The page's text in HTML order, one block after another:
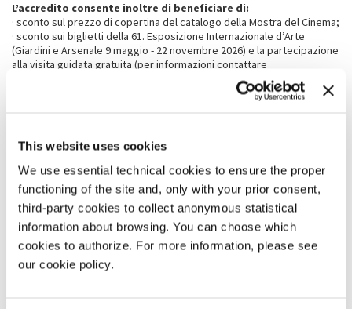
This website uses cookies
We use essential technical cookies to ensure the proper
functioning of the site and, only with your prior consent,
third-party cookies to collect anonymous statistical
information about browsing. You can choose which
cookies to authorize. For more information, please see
our cookie policy.
L’accredito consente inoltre di beneficiare di:
· sconto sul prezzo di copertina del catalogo della Mostra del Cinema;
· sconto sui biglietti della 61. Esposizione Internazionale d’Arte
(Giardini e Arsenale 9 maggio - 22 novembre 2026) e la partecipazione
alla visita guidata gratuita (per informazioni contattare
tracciabili, quali carta di credito, di debito o altro metodo di
pagamento indicato nella pagina dell’e-commerce.
L’accesso all’isola del Lazzaretto Vecchio (Venice Immersive
Island) è consentito esclusivamente esibendo l’accredito.
Il pagamento dell’accredito non è rimborsabile in nessun caso,
inclusa l’eventuale rinuncia al suo utilizzo.
Ricordiamo che l’accredito è un documento fiscale
strettamente personale